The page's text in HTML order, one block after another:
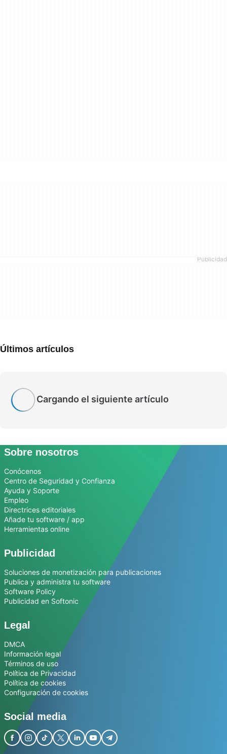
Últimos artículos
Cargando el siguiente artículo
Sobre nosotros
Conócenos
Centro de Seguridad y Confianza
Ayuda y Soporte
Empleo
Directrices editoriales
Añade tu software / app
Herramientas online
Publicidad
Soluciones de monetización para publicaciones
Publica y administra tu software
Software Policy
Publicidad en Softonic
Legal
DMCA
Información legal
Términos de uso
Política de Privacidad
Política de cookies
Configuración de cookies
Social media